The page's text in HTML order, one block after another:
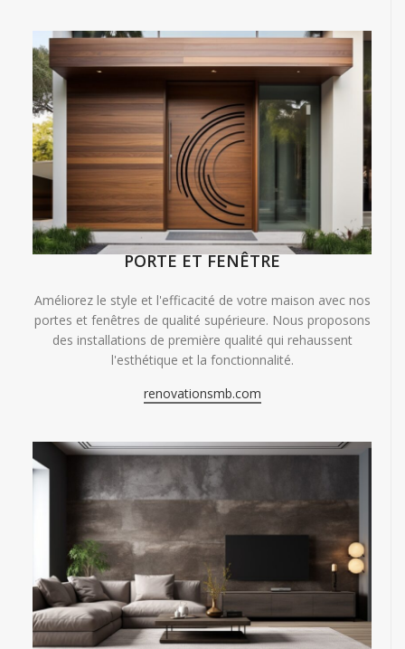
PORTE ET FENÊTRE
Améliorez le style et l'efficacité de votre maison avec nos
portes et fenêtres de qualité supérieure. Nous proposons
des installations de première qualité qui rehaussent
l'esthétique et la fonctionnalité.
renovationsmb.com